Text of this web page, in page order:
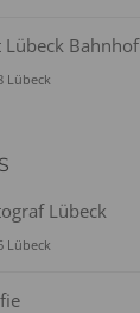
Bahnhof
Lübeck
Lübeck
Lübeck